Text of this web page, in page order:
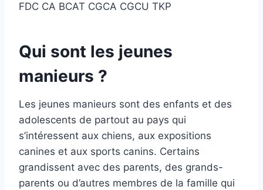
FDC CA BCAT CGCA CGCU TKP
Qui sont les jeunes
manieurs ?
Les jeunes manieurs sont des enfants et des
adolescents de partout au pays qui
s’intéressent aux chiens, aux expositions
canines et aux sports canins. Certains
grandissent avec des parents, des grands-
parents ou d’autres membres de la famille qui